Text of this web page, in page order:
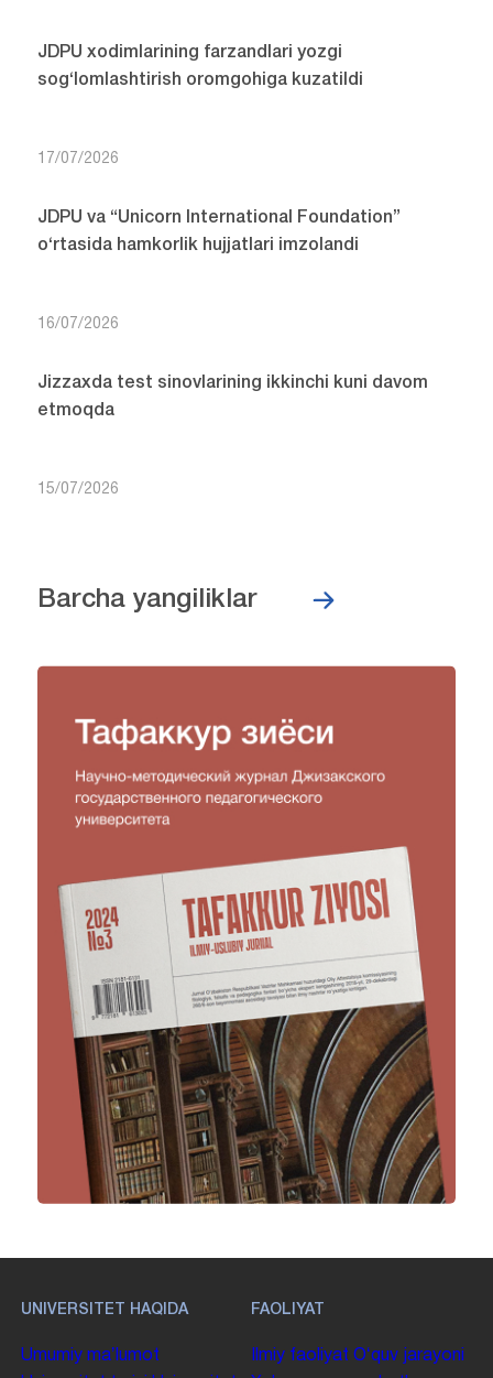
JDPU xodimlarining farzandlari yozgi
sog‘lomlashtirish oromgohiga kuzatildi
17/07/2026
JDPU va “Unicorn International Foundation”
o‘rtasida hamkorlik hujjatlari imzolandi
16/07/2026
Jizzaxda test sinovlarining ikkinchi kuni davom
etmoqda
15/07/2026
Barcha yangiliklar
UNIVERSITET HAQIDA
Umumiy maʼlumot
FAOLIYAT
Ilmiy faoliyat Oʻquv jarayoni